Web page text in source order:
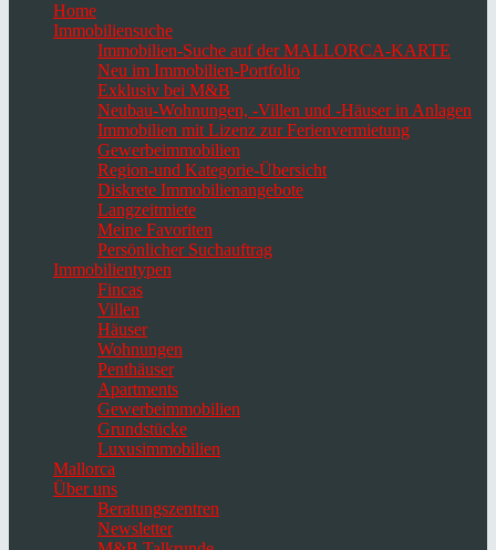
Home
Immobiliensuche
Immobilien-Suche auf der MALLORCA-KARTE
Neu im Immobilien-Portfolio
Exklusiv bei M&B
Neubau-Wohnungen, -Villen und -Häuser in Anlagen
Immobilien mit Lizenz zur Ferienvermietung
Gewerbeimmobilien
Region-und Kategorie-Übersicht
Diskrete Immobilienangebote
Langzeitmiete
Meine Favoriten
Persönlicher Suchauftrag
Immobilientypen
Fincas
Villen
Häuser
Wohnungen
Penthäuser
Apartments
Gewerbeimmobilien
Grundstücke
Luxusimmobilien
Mallorca
Über uns
Beratungszentren
Newsletter